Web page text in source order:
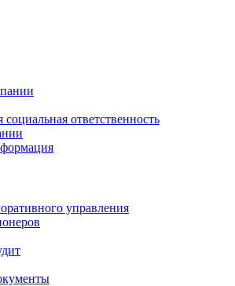
ответственность
управления